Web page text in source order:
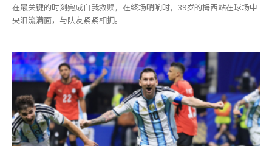
在最关键的时刻完成自我救赎，在终场哨响时，39岁的梅西站在球场中
央泪流满面，与队友紧紧相拥。